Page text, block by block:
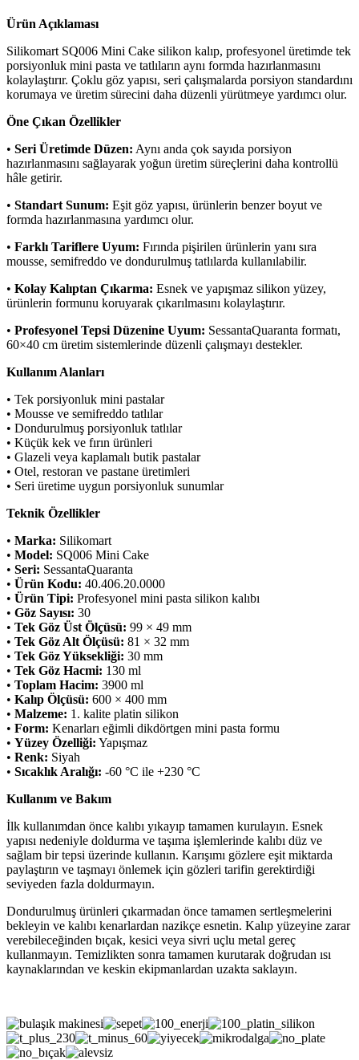
Ürün Açıklaması
Silikomart SQ006 Mini Cake silikon kalıp, profesyonel üretimde tek
porsiyonluk mini pasta ve tatlıların aynı formda hazırlanmasını
kolaylaştırır. Çoklu göz yapısı, seri çalışmalarda porsiyon standardını
korumaya ve üretim sürecini daha düzenli yürütmeye yardımcı olur.
Öne Çıkan Özellikler
• Seri Üretimde Düzen: Aynı anda çok sayıda porsiyon
hazırlanmasını sağlayarak yoğun üretim süreçlerini daha kontrollü
hâle getirir.
• Standart Sunum: Eşit göz yapısı, ürünlerin benzer boyut ve
formda hazırlanmasına yardımcı olur.
• Farklı Tariflere Uyum: Fırında pişirilen ürünlerin yanı sıra
mousse, semifreddo ve dondurulmuş tatlılarda kullanılabilir.
• Kolay Kalıptan Çıkarma: Esnek ve yapışmaz silikon yüzey,
ürünlerin formunu koruyarak çıkarılmasını kolaylaştırır.
• Profesyonel Tepsi Düzenine Uyum: SessantaQuaranta formatı,
60×40 cm üretim sistemlerinde düzenli çalışmayı destekler.
Kullanım Alanları
• Tek porsiyonluk mini pastalar
• Mousse ve semifreddo tatlılar
• Dondurulmuş porsiyonluk tatlılar
• Küçük kek ve fırın ürünleri
• Glazeli veya kaplamalı butik pastalar
• Otel, restoran ve pastane üretimleri
• Seri üretime uygun porsiyonluk sunumlar
Teknik Özellikler
• Marka: Silikomart
• Model: SQ006 Mini Cake
• Seri: SessantaQuaranta
• Ürün Kodu: 40.406.20.0000
• Ürün Tipi: Profesyonel mini pasta silikon kalıbı
• Göz Sayısı: 30
• Tek Göz Üst Ölçüsü: 99 × 49 mm
• Tek Göz Alt Ölçüsü: 81 × 32 mm
• Tek Göz Yüksekliği: 30 mm
• Tek Göz Hacmi: 130 ml
• Toplam Hacim: 3900 ml
• Kalıp Ölçüsü: 600 × 400 mm
• Malzeme: 1. kalite platin silikon
• Form: Kenarları eğimli dikdörtgen mini pasta formu
• Yüzey Özelliği: Yapışmaz
• Renk: Siyah
• Sıcaklık Aralığı: -60 °C ile +230 °C
Kullanım ve Bakım
İlk kullanımdan önce kalıbı yıkayıp tamamen kurulayın. Esnek
yapısı nedeniyle doldurma ve taşıma işlemlerinde kalıbı düz ve
sağlam bir tepsi üzerinde kullanın. Karışımı gözlere eşit miktarda
paylaştırın ve taşmayı önlemek için gözleri tarifin gerektirdiği
seviyeden fazla doldurmayın.
Dondurulmuş ürünleri çıkarmadan önce tamamen sertleşmelerini
bekleyin ve kalıbı kenarlardan nazikçe esnetin. Kalıp yüzeyine zarar
verebileceğinden bıçak, kesici veya sivri uçlu metal gereç
kullanmayın. Temizlikten sonra tamamen kurutarak doğrudan ısı
kaynaklarından ve keskin ekipmanlardan uzakta saklayın.